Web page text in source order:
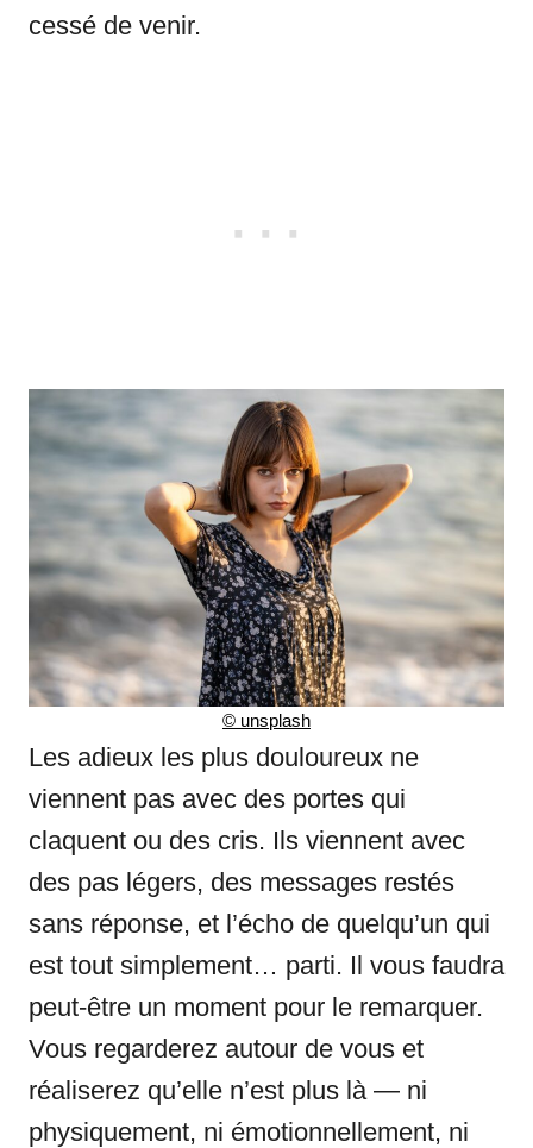
cessé de venir.
© unsplash
Les adieux les plus douloureux ne
viennent pas avec des portes qui
claquent ou des cris. Ils viennent avec
des pas légers, des messages restés
sans réponse, et l’écho de quelqu’un qui
est tout simplement… parti. Il vous faudra
peut-être un moment pour le remarquer.
Vous regarderez autour de vous et
réaliserez qu’elle n’est plus là — ni
physiquement, ni émotionnellement, ni